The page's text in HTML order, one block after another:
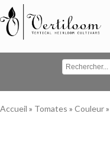
Accueil » Tomates » Couleur»